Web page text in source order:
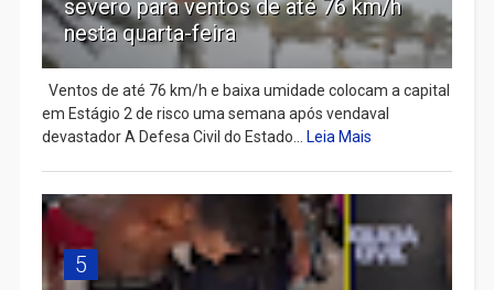
severo para ventos de até 76 km/h
nesta quarta-feira
Ventos de até 76 km/h e baixa umidade colocam a capital
em Estágio 2 de risco uma semana após vendaval
devastador A Defesa Civil do Estado...
Leia Mais
5